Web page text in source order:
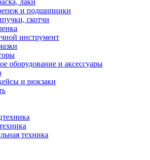
лаки
и подшипники
скотчи
инструмент
оборудование и аксессуары
и рюкзаки
техника